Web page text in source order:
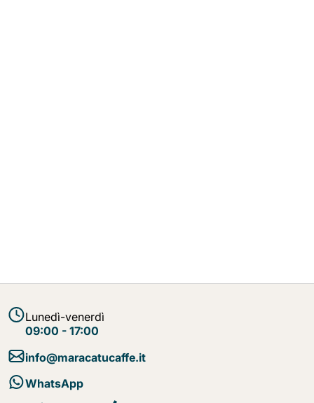
Lunedì-venerdì
09:00 - 17:00
info@maracatucaffe.it
WhatsApp